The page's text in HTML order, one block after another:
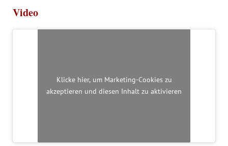
Video
Klicke hier, um Marketing-Cookies zu
akzeptieren und diesen Inhalt zu aktivieren